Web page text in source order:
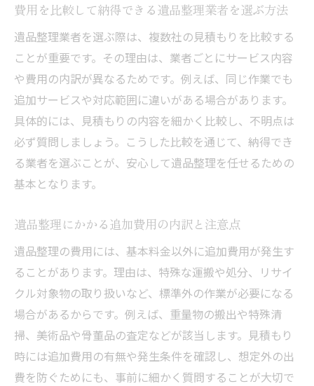
遺品整理で安心できる対応を選ぶコツ
遺品整理の現場で大切にしたい配慮と工夫
遺品整理で後悔しないためのポイントまと
め
安心して任せられる遺品整理業者の特徴
遺品整理の手続きで押さえておきたいポイ
費用を比較して納得できる遺品整理業者を選ぶ方法
遺品整理業者を選ぶ際は、複数社の見積もりを比較する
ことが重要です。その理由は、業者ごとにサービス内容
や費用の内訳が異なるためです。例えば、同じ作業でも
追加サービスや対応範囲に違いがある場合があります。
具体的には、見積もりの内容を細かく比較し、不明点は
必ず質問しましょう。こうした比較を通じて、納得でき
る業者を選ぶことが、安心して遺品整理を任せるための
基本となります。
遺品整理にかかる追加費用の内訳と注意点
遺品整理の費用には、基本料金以外に追加費用が発生す
ることがあります。理由は、特殊な運搬や処分、リサイ
クル対象物の取り扱いなど、標準外の作業が必要になる
場合があるからです。例えば、重量物の搬出や特殊清
掃、美術品や骨董品の査定などが該当します。見積もり
時には追加費用の有無や発生条件を確認し、想定外の出
費を防ぐためにも、事前に細かく質問することが大切で